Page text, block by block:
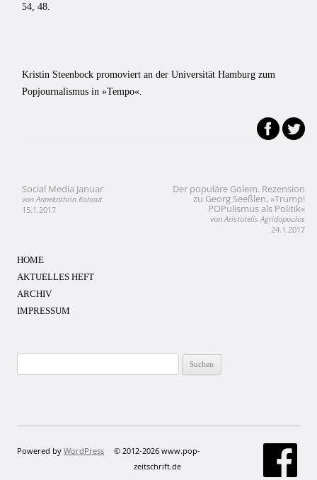
54, 48.
Kristin Steenbock promoviert an der Universität Hamburg zum
Popjournalismus in »Tempo«.
Beitragsnavigation
Social Media Januar
von Annekathrin Kohout
15.1.2017
Der populäre Golem. Rezension
zu Georg Seeßlen, »Trump!
POPulismus als Politik«
von Aristotelis Agridopoulos
24.1.2017
HOME
AKTUELLES HEFT
ARCHIV
IMPRESSUM
nach:
Powered by WordPress
© 2012-2026 www.pop-
zeitschrift.de